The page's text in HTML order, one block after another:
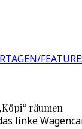
räumen
linke